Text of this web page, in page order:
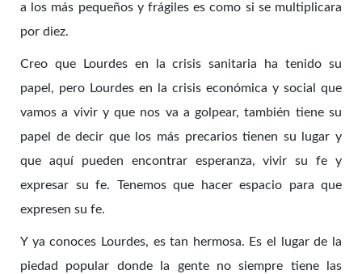
a los más pequeños y frágiles es como si se multiplicara
por diez.
Creo que Lourdes en la crisis sanitaria ha tenido su
papel, pero Lourdes en la crisis económica y social que
vamos a vivir y que nos va a golpear, también tiene su
papel de decir que los más precarios tienen su lugar y
que aquí pueden encontrar esperanza, vivir su fe y
expresar su fe. Tenemos que hacer espacio para que
expresen su fe.
Y ya conoces Lourdes, es tan hermosa. Es el lugar de la
piedad popular donde la gente no siempre tiene las